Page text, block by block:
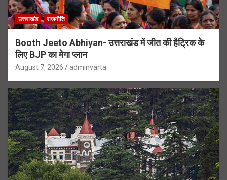
उत्तराखंड राजनीति
Booth Jeeto Abhiyan- उत्तराखंड में जीत की हैट्रिक के
लिए BJP का मेगा प्लान
August 7, 2026 adminvarta